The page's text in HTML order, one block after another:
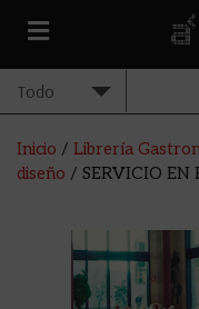
Inicio / Librería
diseño / SERVICIO EN